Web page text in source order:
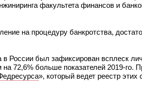
факультета финансов и
на процедуру банкротства,
России был зафиксирован всплеск
72,6% больше показателей 2019-го.
», который ведет реестр этих